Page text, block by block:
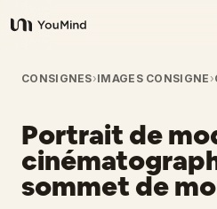
YouMind
Aperçu
Cas d'usage
Compétences
CONSIGNES›IMAGES CONSIGNE ›
Portrait de
sommet de